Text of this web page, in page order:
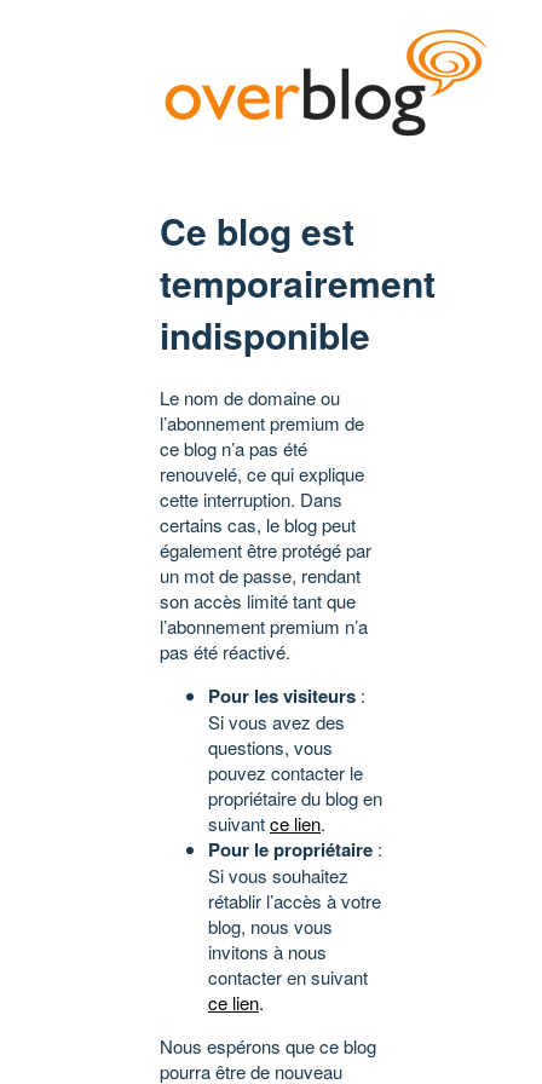
Ce blog est
temporairement
indisponible
Le nom de domaine ou
l’abonnement premium de
ce blog n’a pas été
renouvelé, ce qui explique
cette interruption. Dans
certains cas, le blog peut
également être protégé par
un mot de passe, rendant
son accès limité tant que
l’abonnement premium n’a
pas été réactivé.
Pour les visiteurs :
Si vous avez des
questions, vous
pouvez contacter le
propriétaire du blog en
suivantce lien.
Pour le propriétaire :
Si vous souhaitez
rétablir l’accès à votre
blog, nous vous
invitons à nous
contacter en suivant
ce lien.
Nous espérons que ce blog
pourra être de nouveau